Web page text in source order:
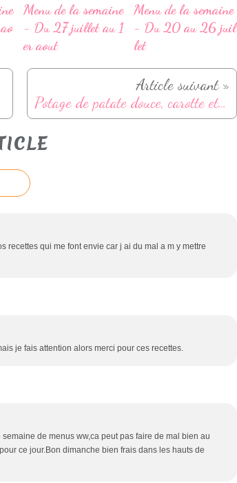
Menu de la semaine
- Du 27 juillet au 1
er aout
Menu de la semaine
- Du 20 au 26 juil
let
Article suivant »
Potage de patate douce, carotte et haricots rouges au lait coco
recettes qui me font envie car j ai du mal a m y mettre
je fais attention alors merci pour ces recettes.
de menus ww,ca peut pas faire de mal bien au
ce jour.Bon dimanche bien frais dans les hauts de